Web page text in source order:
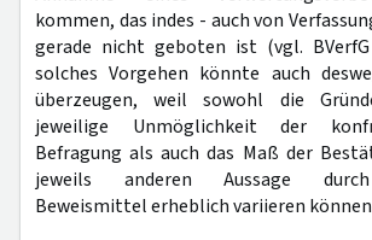
kommen, das indes - auch von
gerade nicht geboten ist (vgl.
solches Vorgehen könnte auch
überzeugen, weil sowohl die
jeweilige Unmöglichkeit der
Befragung als auch das Maß der
jeweils anderen Aussage
Beweismittel erheblich variieren